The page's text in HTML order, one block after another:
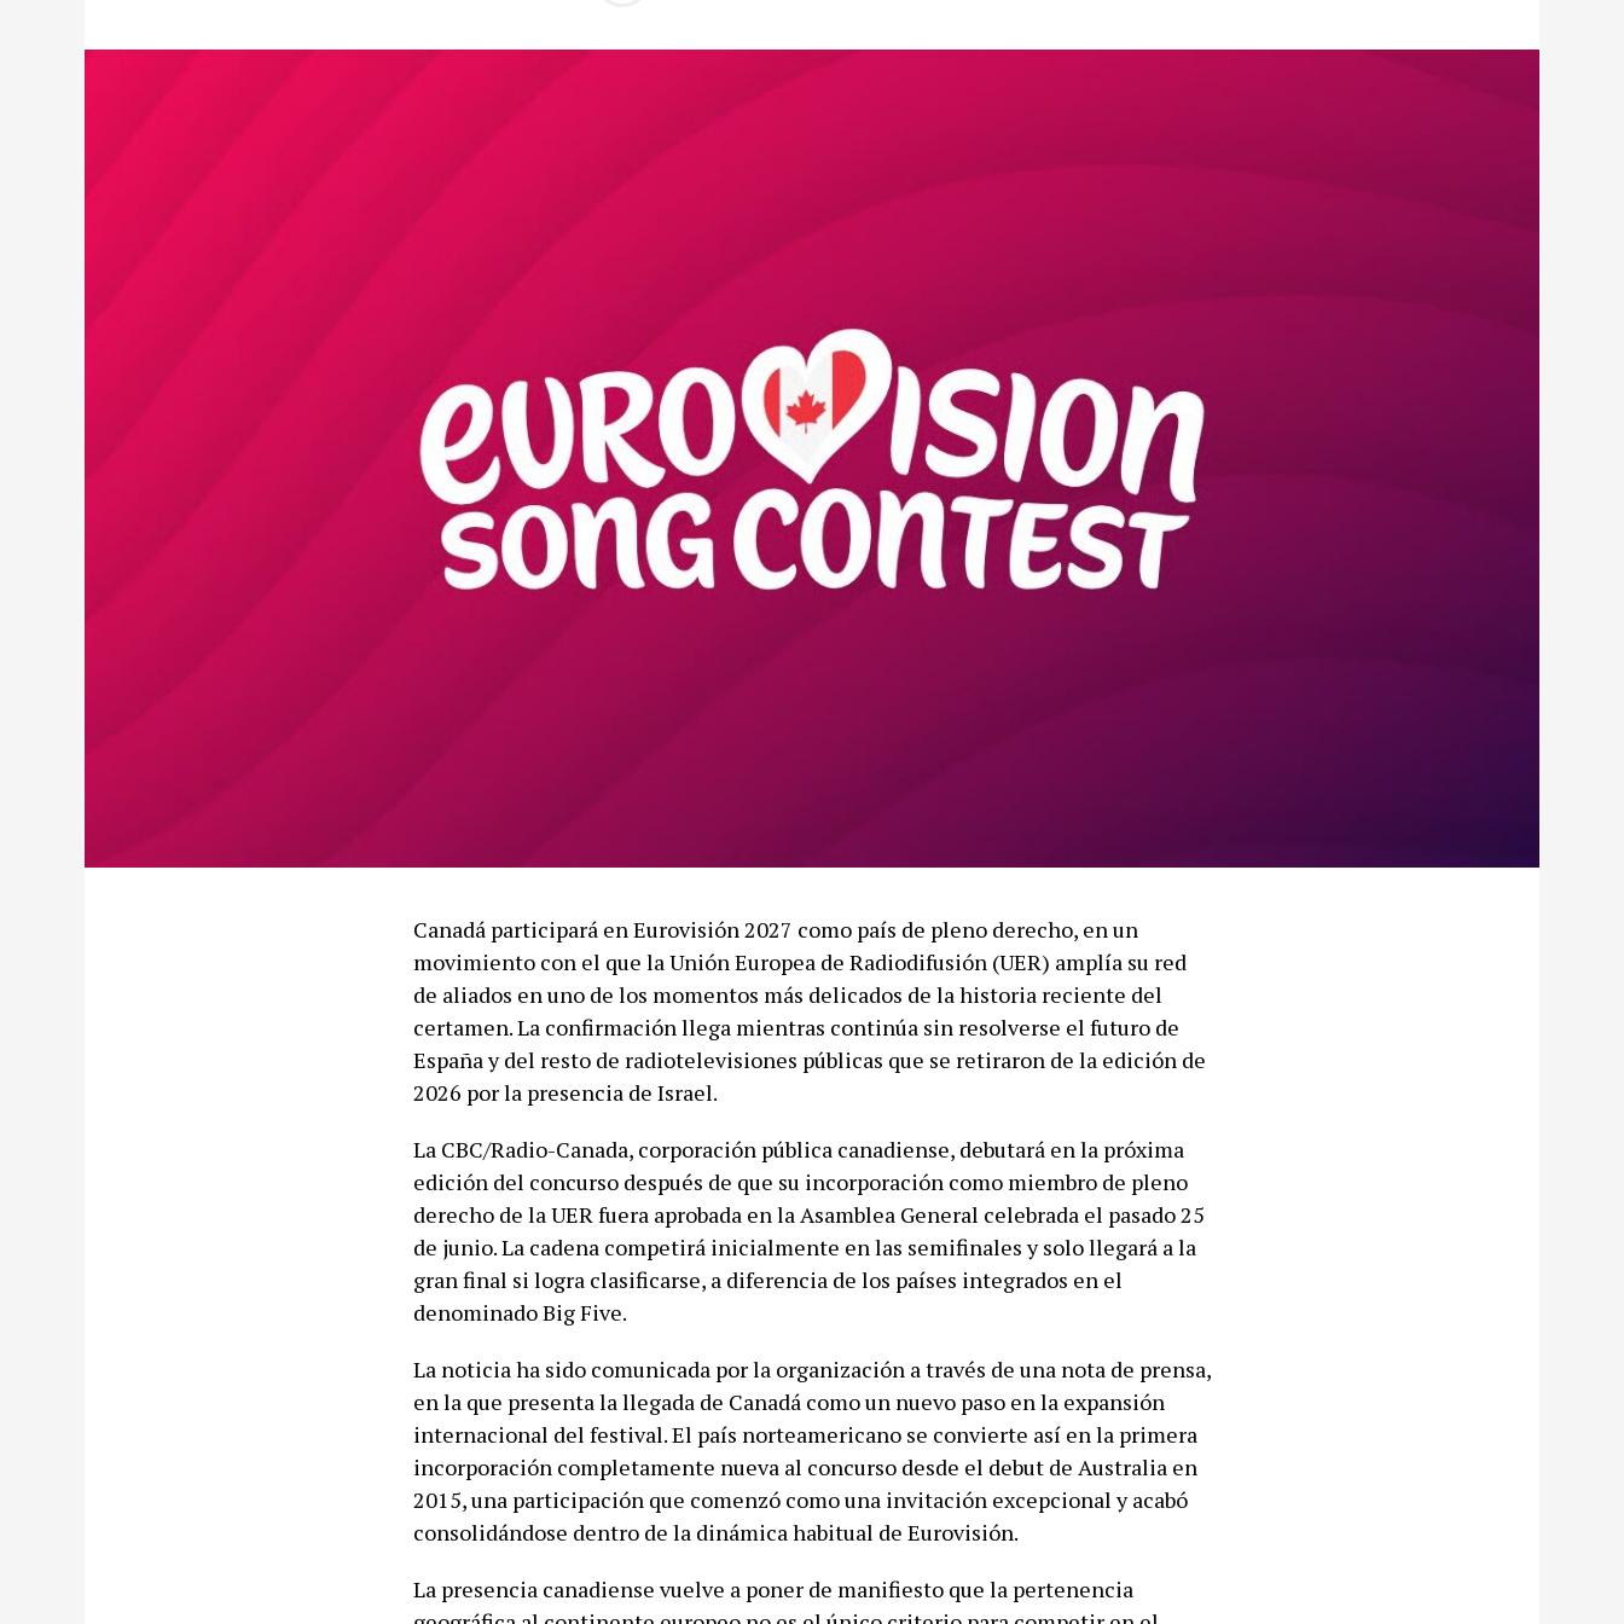
Canadá participará en Eurovisión 2027 como país de pleno derecho, en un
movimiento con el que la Unión Europea de Radiodifusión (UER) amplía su red
de aliados en uno de los momentos más delicados de la historia reciente del
certamen. La confirmación llega mientras continúa sin resolverse el futuro de
España y del resto de radiotelevisiones públicas que se retiraron de la edición de
2026 por la presencia de Israel.
La CBC/Radio-Canada, corporación pública canadiense, debutará en la próxima
edición del concurso después de que su incorporación como miembro de pleno
derecho de la UER fuera aprobada en la Asamblea General celebrada el pasado 25
de junio. La cadena competirá inicialmente en las semifinales y solo llegará a la
gran final si logra clasificarse, a diferencia de los países integrados en el
denominado Big Five.
La noticia ha sido comunicada por la organización a través de una nota de prensa,
en la que presenta la llegada de Canadá como un nuevo paso en la expansión
internacional del festival. El país norteamericano se convierte así en la primera
incorporación completamente nueva al concurso desde el debut de Australia en
2015, una participación que comenzó como una invitación excepcional y acabó
consolidándose dentro de la dinámica habitual de Eurovisión.
La presencia canadiense vuelve a poner de manifiesto que la pertenencia